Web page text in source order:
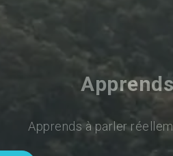
Apprends à parler